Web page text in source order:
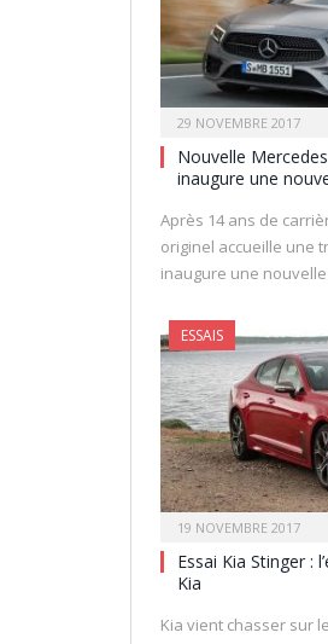
29 NOVEMBRE 2017
Nouvelle
inaugure une
Après 14 ans de
originel accueille une
inaugure une
ESSAIS
19 NOVEMBRE 2017
Essai Kia Stinger :
Kia
Kia vient chasser sur